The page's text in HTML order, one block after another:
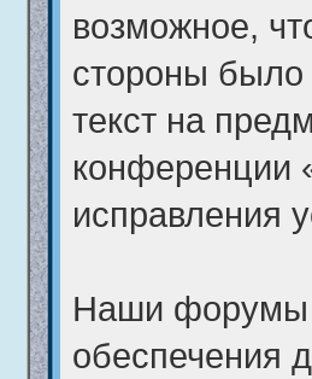
возможное,
стороны было
текст на
конференции
исправления
Наши форумы
обеспечения